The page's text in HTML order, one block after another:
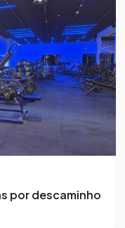
por descaminho